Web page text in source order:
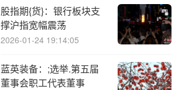
股指期{货}：银行板块支
撑沪指宽幅震荡
2026-01-24 19:14:05
蓝英装备：;选举.第五届
董事会职工代表董事